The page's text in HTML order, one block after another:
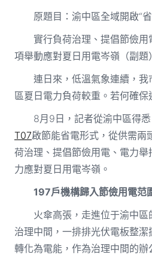
原題目：渝中區全域開啟“省
實行負荷治理、提倡節儉
項舉動應對夏日用電岑嶺（副題）
連日來，低溫氣象連續，
區夏日電力負荷較重。若何確保
8月9日，記者從渝中區得
T07啟節能省電形式，從供需兩
荷治理、提倡節儉用電、電力
力應對夏日用電岑嶺。
197戶機構歸入節儉用電范
火傘高張，走進位于渝中
治理中間，一排排光伏電板整
轉化為電能，作為治理中間的辦